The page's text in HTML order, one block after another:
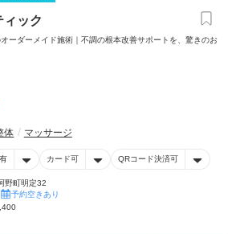
ィック
ーダーメイド施術｜不調の根本改善サポートを、驚きのお
体 マッサージ
カード可 QRコード決済可
野町明定32
予約空きあり